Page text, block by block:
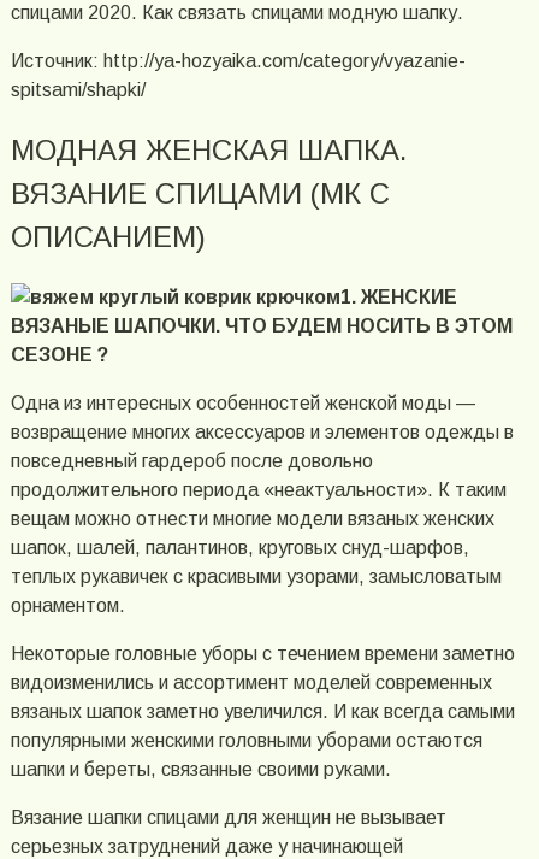
спицами 2020. Как связать спицами модную шапку.
Источник: http://ya-hozyaika.com/category/vyazanie-
spitsami/shapki/
МОДНАЯ ЖЕНСКАЯ ШАПКА.
ВЯЗАНИЕ СПИЦАМИ (МК С
ОПИСАНИЕМ)
1. ЖЕНСКИЕ
ВЯЗАНЫЕ ШАПОЧКИ. ЧТО БУДЕМ НОСИТЬ В ЭТОМ
СЕЗОНЕ ?
Одна из интересных особенностей женской моды —
возвращение многих аксессуаров и элементов одежды в
повседневный гардероб после довольно
продолжительного периода «неактуальности». К таким
вещам можно отнести многие модели вязаных женских
шапок, шалей, палантинов, круговых снуд-шарфов,
теплых рукавичек с красивыми узорами, замысловатым
орнаментом.
Некоторые головные уборы с течением времени заметно
видоизменились и ассортимент моделей современных
вязаных шапок заметно увеличился. И как всегда самыми
популярными женскими головными уборами остаются
шапки и береты, связанные своими руками.
Вязание шапки спицами для женщин не вызывает
серьезных затруднений даже у начинающей